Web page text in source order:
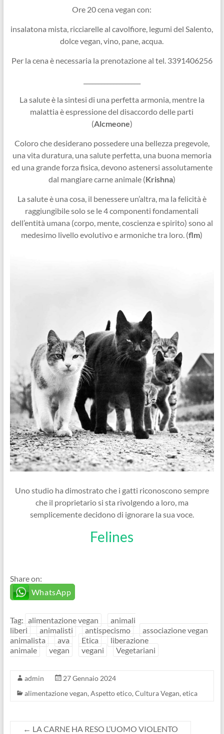
Ore 20 cena vegan con:
insalatona mista, ricciarelle al cavolfiore, legumi del Salento,
dolce vegan, vino, pane, acqua.
Per la cena è necessaria la prenotazione al tel. 3391406256
La salute è la sintesi di una perfetta armonia, mentre la
malattia è espressione del disaccordo delle parti
(Alcmeone)
Coloro che desiderano possedere una bellezza pregevole,
una vita duratura, una salute perfetta, una buona memoria
ed una grande forza fisica, devono astenersi assolutamente
dal mangiare carne animale (Krishna)
La salute è una cosa, il benessere un’altra, ma la felicità è
raggiungibile solo se le 4 componenti fondamentali
dell’entità umana (corpo, mente, coscienza e spirito) sono al
medesimo livello evolutivo e armoniche tra loro. (flm)
Uno studio ha dimostrato che i gatti riconoscono sempre
che il proprietario si sta rivolgendo a loro, ma
semplicemente decidono di ignorare la sua voce.
Felines
Share on:
WhatsApp
Tag: alimentazione vegan
animali
liberi
animalisti antispecismo
associazione vegan
animalista
ava Etica
liberazione
animale
vegan vegani Vegetariani
admin
27 Gennaio 2024
alimentazione vegan, Aspetto etico, Cultura Vegan, etica
← LA CARNE HA RESO L’UOMO VIOLENTO